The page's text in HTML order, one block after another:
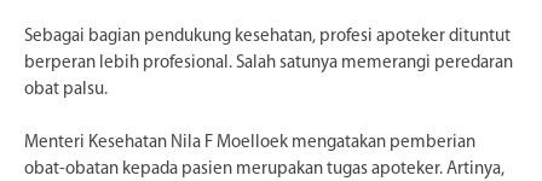
Sebagai bagian pendukung kesehatan, profesi apoteker dituntut
berperan lebih profesional. Salah satunya memerangi peredaran
obat palsu.
Menteri Kesehatan Nila F Moelloek mengatakan pemberian
obat-obatan kepada pasien merupakan tugas apoteker. Artinya,